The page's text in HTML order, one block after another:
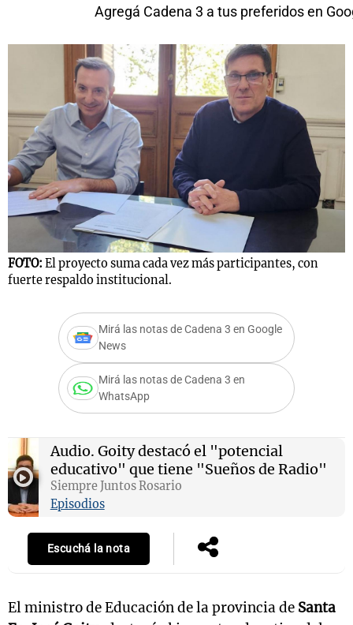
Agregá Cadena 3 a tus preferidos en
FOTO: El proyecto suma cada vez más participantes, con
fuerte respaldo institucional.
Mirá las notas de Cadena 3 en Google
News
Mirá las notas de Cadena 3 en
WhatsApp
Audio. Goity destacó el "potencial
educativo" que tiene "Sueños de Radio"
Siempre Juntos Rosario
Episodios
Escuchá la nota
El ministro de Educación de la provincia de Santa